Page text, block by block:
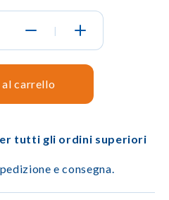
|
carrello
tutti gli ordini superiori
e consegna.